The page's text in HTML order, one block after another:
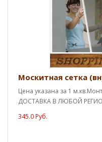
Москитная сетка
Цена указана за 1
ДОСТАВКА В ЛЮБОЙ
345.0 Руб.